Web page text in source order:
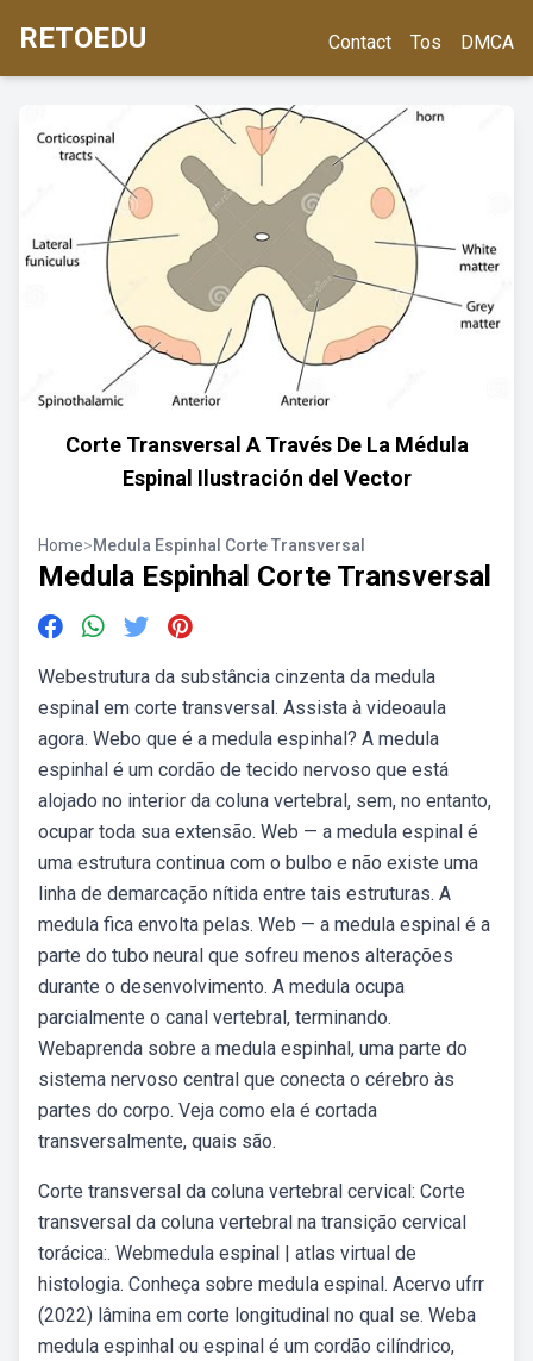
RETOEDU Contact Tos DMCA
Corte Transversal A Través De La Médula
Espinal Ilustración del Vector
Home>Medula Espinhal Corte Transversal
Medula Espinhal Corte Transversal
Webestrutura da substância cinzenta da medula
espinal em corte transversal. Assista à videoaula
agora. Webo que é a medula espinhal? A medula
espinhal é um cordão de tecido nervoso que está
alojado no interior da coluna vertebral, sem, no entanto,
ocupar toda sua extensão. Web — a medula espinal é
uma estrutura continua com o bulbo e não existe uma
linha de demarcação nítida entre tais estruturas. A
medula fica envolta pelas. Web — a medula espinal é a
parte do tubo neural que sofreu menos alterações
durante o desenvolvimento. A medula ocupa
parcialmente o canal vertebral, terminando.
Webaprenda sobre a medula espinhal, uma parte do
sistema nervoso central que conecta o cérebro às
partes do corpo. Veja como ela é cortada
transversalmente, quais são.
Corte transversal da coluna vertebral cervical: Corte
transversal da coluna vertebral na transição cervical
torácica:. Webmedula espinal | atlas virtual de
histologia. Conheça sobre medula espinal. Acervo ufrr
(2022) lâmina em corte longitudinal no qual se. Weba
medula espinhal ou espinal é um cordão cilíndrico,